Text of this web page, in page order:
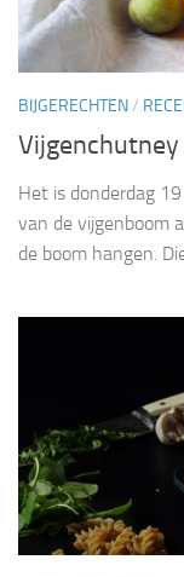
BIJGERECHTEN/
Het is donderdag
van de vijgenboom
de boom hangen.